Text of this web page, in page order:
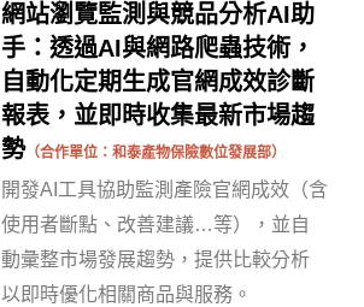
網站瀏覽監測與競品分析AI助
手：透過AI與網路爬蟲技術，
自動化定期生成官網成效診斷
報表，並即時收集最新市場趨
勢（合作單位： 和泰產物保險數位發展部）
開發AI工具協助監測產險官網成效（含
使用者斷點、改善建議…等），並自
動彙整市場發展趨勢，提供比較分析
以即時優化相關商品與服務。